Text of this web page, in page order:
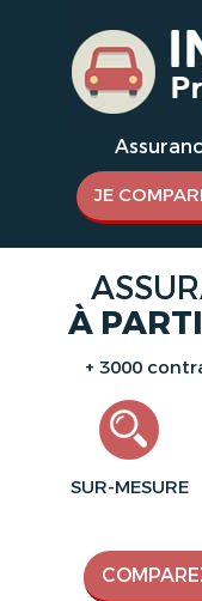
JE
À
+ 3000
SUR-MESURE